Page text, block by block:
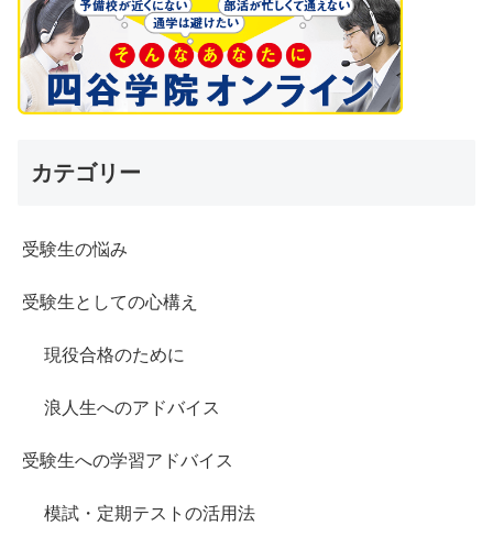
カテゴリー
受験生の悩み
受験生としての心構え
現役合格のために
浪人生へのアドバイス
受験生への学習アドバイス
模試・定期テストの活用法